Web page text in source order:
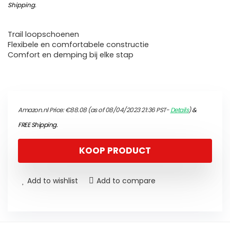
Shipping.
Trail loopschoenen
Flexibele en comfortabele constructie
Comfort en demping bij elke stap
Amazon.nl Price:€88.08(as of 08/04/2023 21:36 PST-Details)&
FREE Shipping.
KOOP PRODUCT
Add to wishlist Add to compare